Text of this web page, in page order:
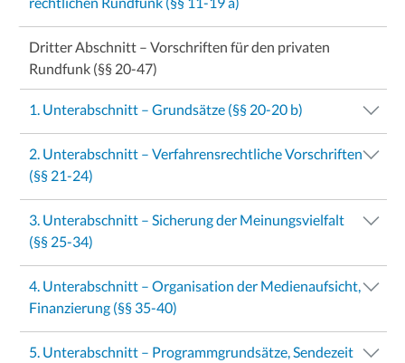
Dritter Abschnitt – Vorschriften für den privaten
Rundfunk (§§ 20-47)
1. Unterabschnitt – Grundsätze (§§ 20-20 b)
2. Unterabschnitt – Verfahrensrechtliche Vorschriften
(§§ 21-24)
3. Unterabschnitt – Sicherung der Meinungsvielfalt
(§§ 25-34)
4. Unterabschnitt – Organisation der Medienaufsicht,
Finanzierung (§§ 35-40)
5. Unterabschnitt – Programmgrundsätze, Sendezeit